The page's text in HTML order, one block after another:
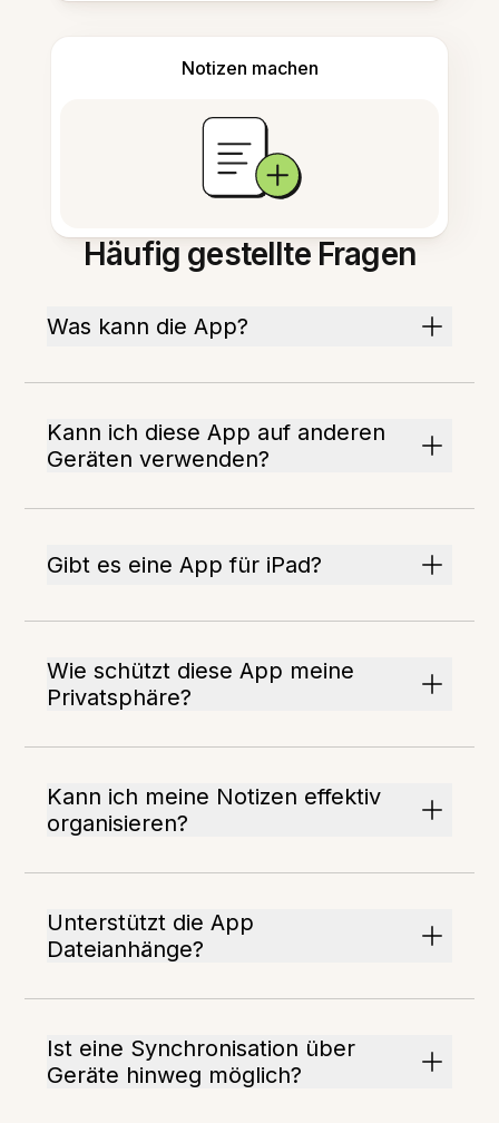
Notizen machen
Häufig gestellte Fragen
Was kann die App?
Kann ich diese App auf anderen
Geräten verwenden?
Gibt es eine App für iPad?
Wie schützt diese App meine
Privatsphäre?
Kann ich meine Notizen effektiv
organisieren?
Unterstützt die App
Dateianhänge?
Ist eine Synchronisation über
Geräte hinweg möglich?